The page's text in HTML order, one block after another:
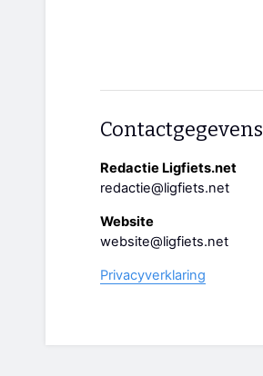
Contactgegevens
Redactie Ligfiets.net
redactie@ligfiets.net
Website
website@ligfiets.net
Privacyverklaring